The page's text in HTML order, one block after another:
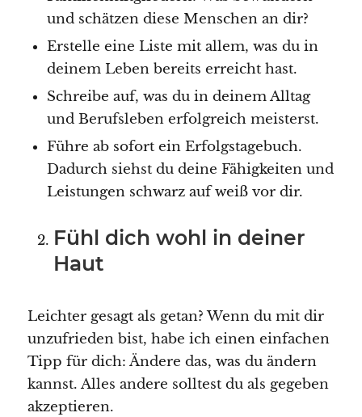
und schätzen diese Menschen an dir?
Erstelle eine Liste mit allem, was du in
deinem Leben bereits erreicht hast.
Schreibe auf, was du in deinem Alltag
und Berufsleben erfolgreich meisterst.
Führe ab sofort ein Erfolgstagebuch.
Dadurch siehst du deine Fähigkeiten und
Leistungen schwarz auf weiß vor dir.
Fühl dich wohl in deiner
Haut
Leichter gesagt als getan? Wenn du mit dir
unzufrieden bist, habe ich einen einfachen
Tipp für dich: Ändere das, was du ändern
kannst. Alles andere solltest du als gegeben
akzeptieren.